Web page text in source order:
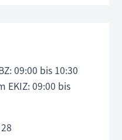
09:00 bis 10:30
EKIZ: 09:00 bis